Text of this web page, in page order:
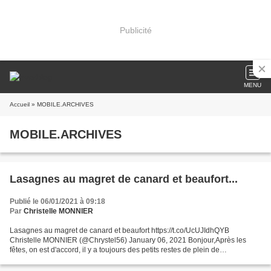
Publicité
MENU
Accueil » MOBILE.ARCHIVES
MOBILE.ARCHIVES
Lasagnes au magret de canard et beaufort...
Publié le 06/01/2021 à 09:18
Par Christelle MONNIER
Lasagnes au magret de canard et beaufort https://t.co/UcUJIdhQYB
Christelle MONNIER (@Chrystel56) January 06, 2021 Bonjour,Après les
fêtes, on est d'accord, il y a toujours des petits restes de plein de